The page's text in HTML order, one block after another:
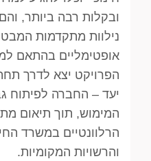
ובקלות רבה ביותר,
נילוות מתקדמות
אופטימליים בהתאם
הפרויקט יצא לדרך
יעד – החברה לפיתוח
המימוש, תוך תיאום
הרלוונטיים במשרד
והרשויות המקומיות.